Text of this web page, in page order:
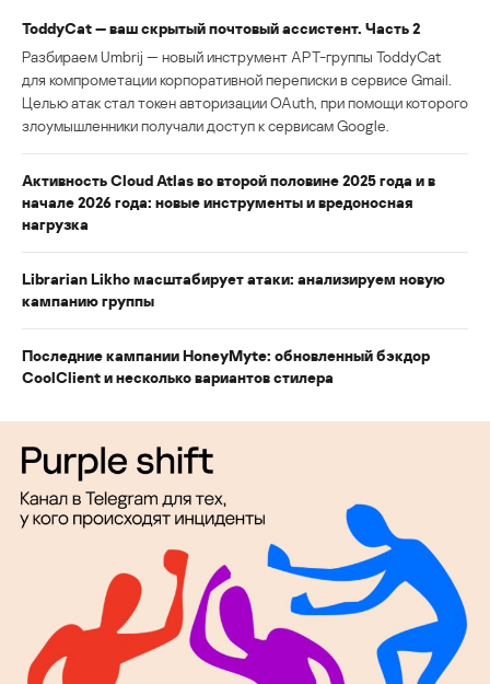
ToddyCat — ваш скрытый почтовый ассистент. Часть 2
Разбираем Umbrij — новый инструмент APT-группы ToddyCat
для компрометации корпоративной переписки в сервисе Gmail.
Целью атак стал токен авторизации OAuth, при помощи которого
злоумышленники получали доступ к сервисам Google.
Активность Cloud Atlas во второй половине 2025 года и в
начале 2026 года: новые инструменты и вредоносная
нагрузка
Librarian Likho масштабирует атаки: анализируем новую
кампанию группы
Последние кампании HoneyMyte: обновленный бэкдор
CoolClient и несколько вариантов стилера